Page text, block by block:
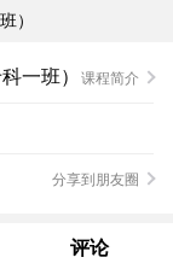
一班） 课程简介
分享到朋友圈
评论